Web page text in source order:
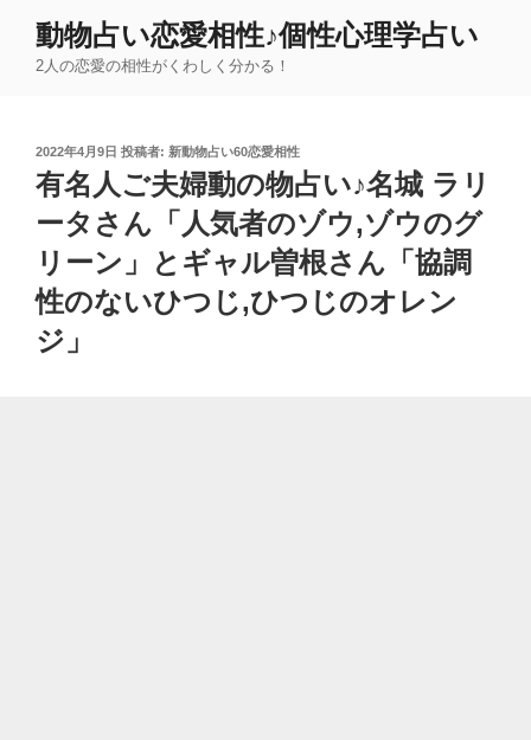
動物占い恋愛相性♪個性心理学占い
2人の恋愛の相性がくわしく分かる！
投
稿
日:
2022年4月9日 投稿者: 新動物占い60恋愛相性
有名人ご夫婦動の物占い♪名城 ラリ
ータさん「人気者のゾウ,ゾウのグ
リーン」とギャル曽根さん「協調
性のないひつじ,ひつじのオレン
ジ」